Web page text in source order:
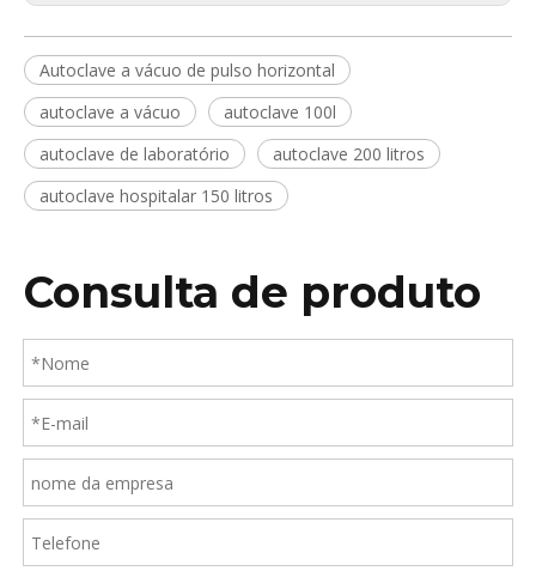
Autoclave a vácuo de pulso horizontal
autoclave a vácuo
autoclave 100l
autoclave de laboratório
autoclave 200 litros
autoclave hospitalar 150 litros
Consulta de produto